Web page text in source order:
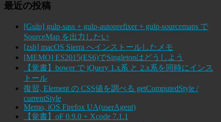
最近の投稿
[Gulp] gulp-sass + gulp-autoprefixer + gulp-sourcemaps で
SourceMap を出力したい
[zsh] macOS Sierra へインストールしたメモ
[MEMO] ES2015(ES6)でSingletonはどうしよう
【覚書】bower で jQuery 1.x系 と 2.x系を同時にインス
トール
復習, Element の CSS値を調べる getComputedStyle /
currentStyle
Memo, iOS Firefox UA(userAgent)
【覚書】oF 0.9.0 + Xcode 7.1.1